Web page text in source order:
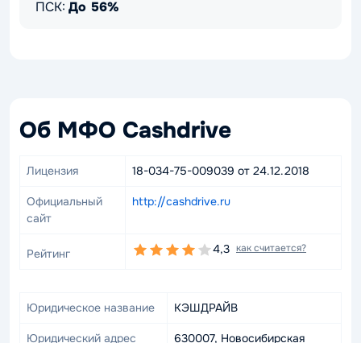
ПСК: До 56%
Об МФО Cashdrive
Лицензия 18-034-75-009039 от 24.12.2018
Официальный
сайт
http://cashdrive.ru
Рейтинг 4,3 как считается?
Юридическое название КЭШДРАЙВ
Юридический адрес
630007, Новосибирская